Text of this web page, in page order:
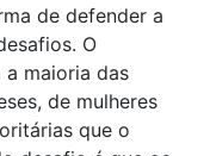
de defender a
O
maioria das
de mulheres
que o